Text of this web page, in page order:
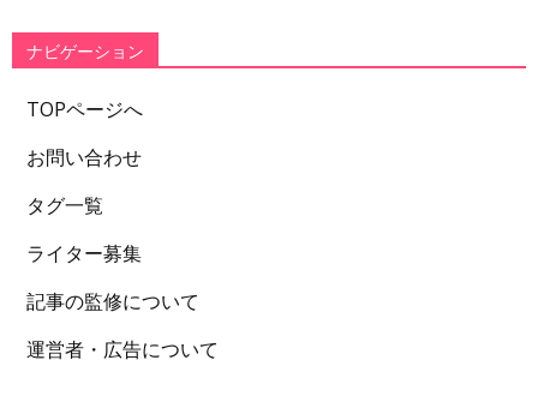
ー
ナビゲーション
TOPページへ
お問い合わせ
タグ一覧
ライター募集
記事の監修について
運営者・広告について